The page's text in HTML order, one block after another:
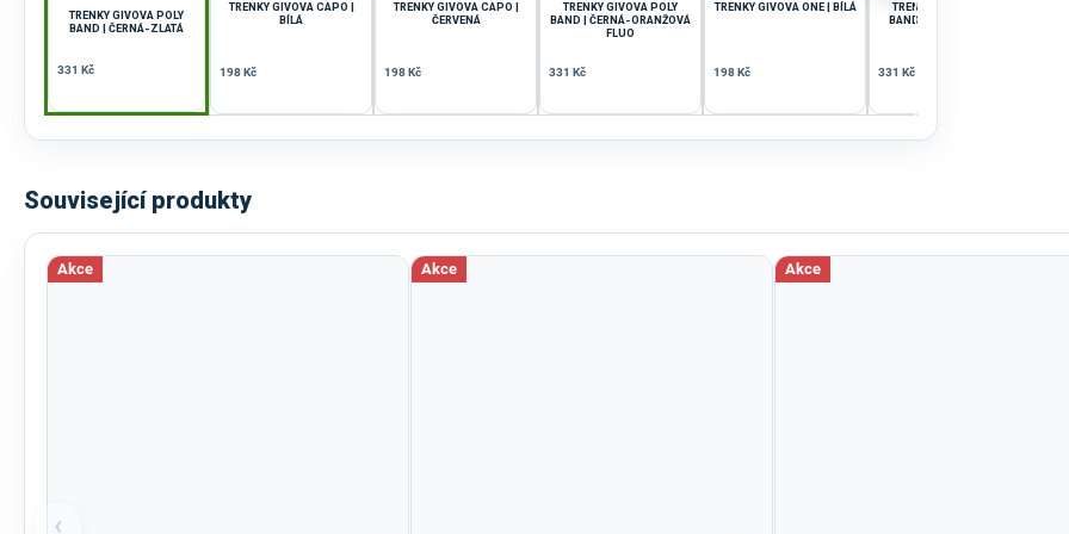
TRENKY GIVOVA POLY
BAND | ČERNÁ-ZLATÁ
331 Kč
TRENKY GIVOVA CAPO |
BÍLÁ
198 Kč
TRENKY GIVOVA CAPO |
ČERVENÁ
198 Kč
TRENKY GIVOVA POLY
BAND | ČERNÁ-ORANŽOVÁ
FLUO
331 Kč
TRENKY GIVOVA ONE | BÍLÁ
198 Kč
TRENKY GIVOVA POLY
BAND | SVĚTLE MODRÁ
331 Kč
Související produkty
‹
Akce Akce Akce